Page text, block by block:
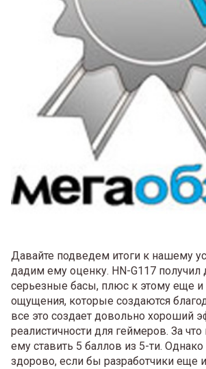
Давайте подведем итоги к нашему
дадим ему оценку. HN-G117 получил
серьезные басы, плюс к этому еще
ощущения, которые создаются
все это создает довольно хороший
реалистичности для геймеров. За
ему ставить 5 баллов из 5-ти.
здорово, если бы разработчики еще